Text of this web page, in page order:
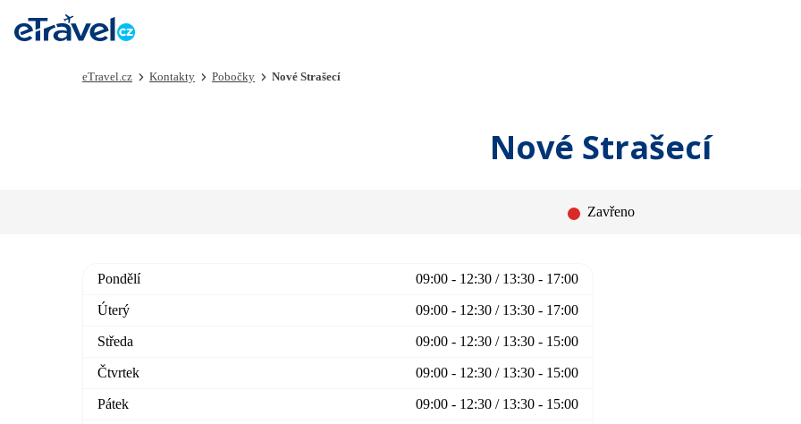
eTravel.cz Kontakty Pobočky Nové Strašecí
Nové Strašecí
Zavřeno
Pondělí 09:00 - 12:30 / 13:30 - 17:00
Úterý 09:00 - 12:30 / 13:30 - 17:00
Středa 09:00 - 12:30 / 13:30 - 15:00
Čtvrtek 09:00 - 12:30 / 13:30 - 15:00
Pátek 09:00 - 12:30 / 13:30 - 15:00